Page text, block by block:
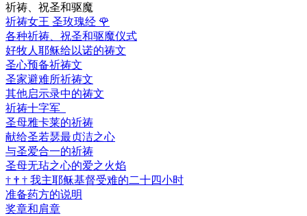
祈祷、祝圣和驱魔
祈祷女王 圣玫瑰经 🌹
各种祈祷、祝圣和驱魔仪式
好牧人耶稣给以诺的祷文
圣心预备祈祷文
圣家避难所祈祷文
其他启示录中的祷文
祈祷十字军
圣母雅卡莱的祈祷
献给圣若瑟最贞洁之心
与圣爱合一的祈祷
圣母无玷之心的爱之火焰
† † † 我主耶稣基督受难的二十四小时
准备药方的说明
奖章和肩章